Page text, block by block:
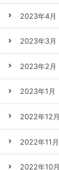
2023年4月
2023年3月
2023年2月
2023年1月
2022年12月
2022年11月
2022年10月